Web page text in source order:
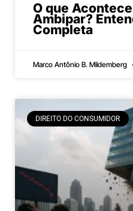
O que
Ambipar?
Completa
Marco Antônio B. Mildemberg
DIREITO DO CONSUMIDOR